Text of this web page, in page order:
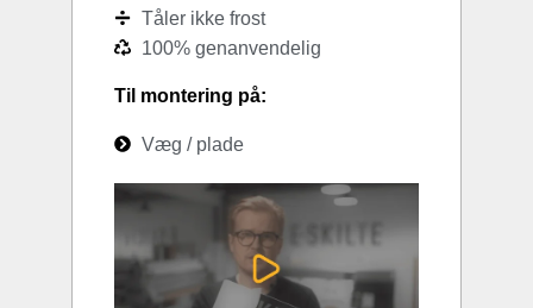
Tåler ikke frost
100% genanvendelig
Til montering på:
Væg / plade